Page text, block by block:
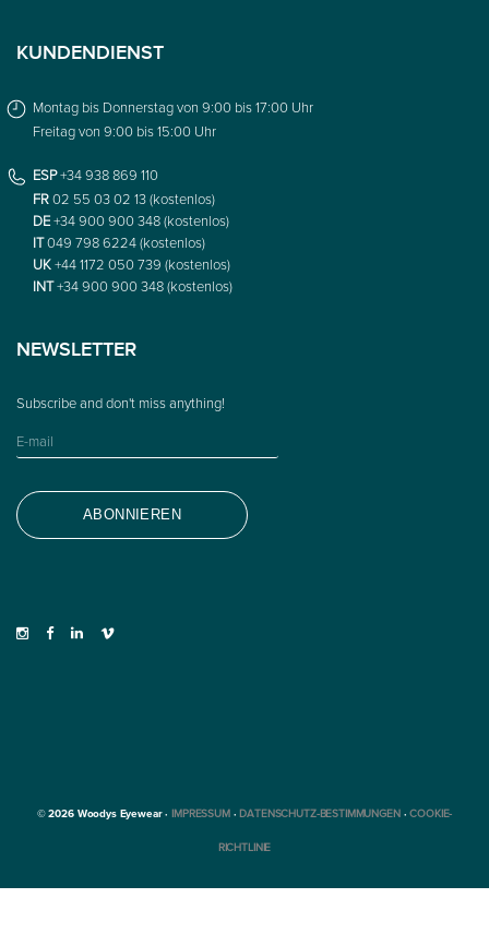
KUNDENDIENST
Montag bis Donnerstag von 9:00 bis 17:00 Uhr
Freitag von 9:00 bis 15:00 Uhr
ESP+34 938 869 110
FR02 55 03 02 13 (kostenlos)
DE+34 900 900 348 (kostenlos)
IT049 798 6224 (kostenlos)
UK+44 1172 050 739 (kostenlos)
INT+34 900 900 348 (kostenlos)
NEWSLETTER
© 2026 Woodys Eyewear ·IMPRESSUM ·DATENSCHUTZ-BESTIMMUNGEN·COOKIE-
RICHTLINIE